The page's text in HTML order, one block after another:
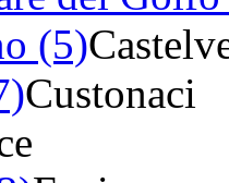
(5)
Custonaci